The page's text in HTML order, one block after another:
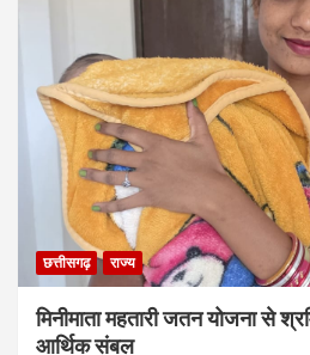
छत्तीसगढ़ राज्य
मिनीमाता महतारी जतन योजना से
आर्थिक संबल